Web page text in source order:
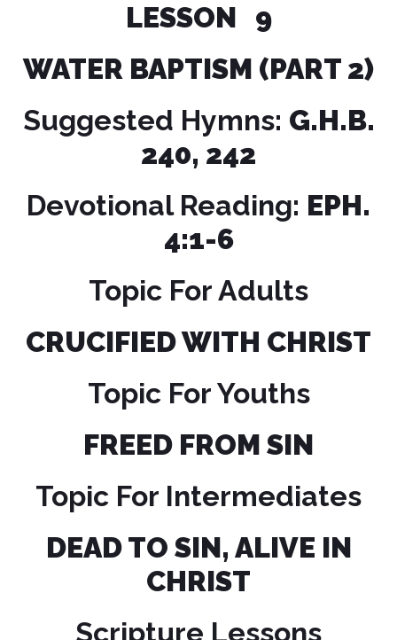
LESSON 9
WATER BAPTISM (PART 2)
Suggested Hymns: G.H.B.
240, 242
Devotional Reading: EPH.
4:1-6
Topic For Adults
CRUCIFIED WITH CHRIST
Topic For Youths
FREED FROM SIN
Topic For Intermediates
DEAD TO SIN, ALIVE IN
CHRIST
Scripture Lessons